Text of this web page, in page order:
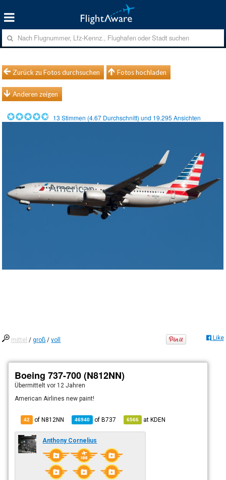
Zurück zu Fotos durchsuchen Fotos hochladen
Anderen zeigen
13 Stimmen (4.67 Durchschnitt) und 19.295 Ansichten
mittel /groß /voll Like
Boeing 737-700 (N812NN)
Übermitteltvor 12 Jahren
American Airlines new paint!
42 of N812NN 46940 ofB737 6566 atKDEN
Anthony Cornelius